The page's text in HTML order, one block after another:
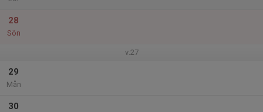
28
Sön
v.27
29
Mån
30